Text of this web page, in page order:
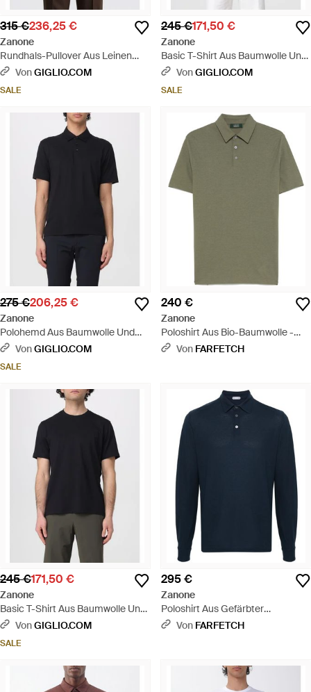
315 €236,25 €
Zanone
Rundhals-Pullover Aus Leinen
Und Baumwolle - Natur
VonGIGLIO.COM
SALE
245 €171,50 €
Zanone
Basic T-Shirt Aus Baumwolle Und
Seide - Schwarz
VonGIGLIO.COM
SALE
275 €206,25 €
Zanone
Polohemd Aus Baumwolle Und
Seide - Schwarz
VonGIGLIO.COM
SALE
240 €
Zanone
Poloshirt Aus Bio-Baumwolle -
GrünVon FARFETCH
245 €171,50 €
Zanone
Basic T-Shirt Aus Baumwolle Und
Seide - Schwarz
VonGIGLIO.COM
SALE
295 €
Zanone
Poloshirt Aus Gefärbter
Baumwolle - Blau
Von FARFETCH